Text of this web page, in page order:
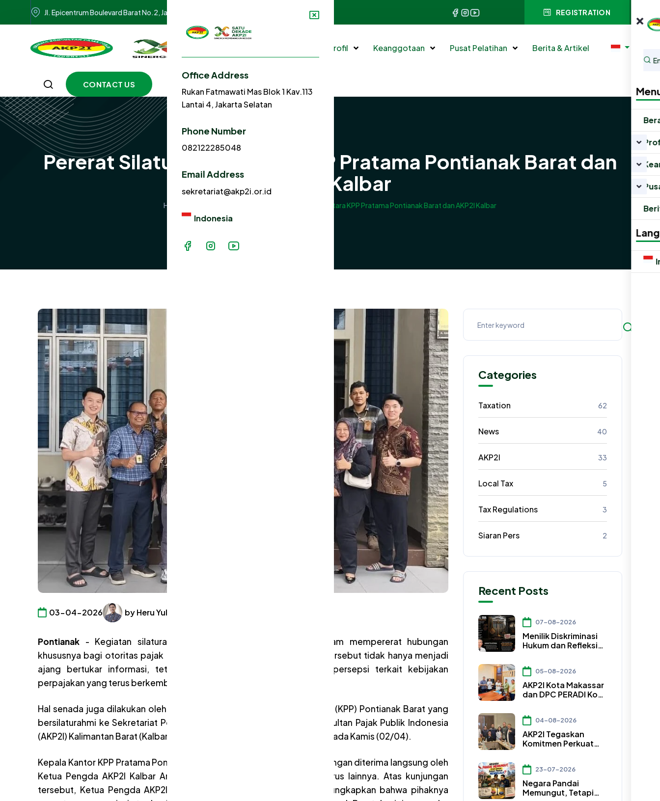
Jl. Epicentrum Boulevard Barat No.2, Jakarta Selatan 12940 sekretariat@akp2i.or.id REGISTRATION
Profil Keanggotaan Pusat Pelatihan Berita & Artikel
CONTACT US
Office Address
Rukan Fatmawati Mas Blok 1 Kav.113
Lantai 4, Jakarta Selatan
Phone Number
082122285048
Email Address
sekretariat@akp2i.or.id
Indonesia
Pererat Silaturahmi Antara KPP Pratama Pontianak Barat dan
AKP2I Kalbar
Home Pererat Silaturahmi Antara KPP Pratama Pontianak Barat dan AKP2I Kalbar
03-04-2026 by Heru Yulianto
Pontianak - Kegiatan silaturahmi menjadi momentum penting dalam mempererat hubungan
khususnya bagi otoritas pajak dan para konsultan pajak. Pertemuan tersebut tidak hanya menjadi
ajang bertukar informasi, tetapi juga sarana untuk menyamakan persepsi terkait kebijakan
perpajakan yang terus berkembang.
Hal senada juga dilakukan oleh jajaran Kantor Pelayanan Pajak Pratama (KPP) Pontianak Barat yang
bersilaturahmi ke Sekretariat Pengurus Daerah (Pengda) Asosiasi Konsultan Pajak Publik Indonesia
(AKP2I) Kalimantan Barat (Kalbar) di Sunrise Residence No.C1 Pontianak pada Kamis (02/04).
Kepala Kantor KPP Pratama Pontianak Barat Herry Setyawan dan rombongan diterima langsung oleh
Ketua Pengda AKP2I Kalbar Arief Sapta Wendrianto bersama pengurus lainnya. Atas kunjungan
tersebut, Ketua Pengda AKP2I Kalbar Arief Sapta Wendrianto mengungkapkan bahwa pihaknya
Categories
Taxation 62
News 40
AKP2I 33
Local Tax 5
Tax Regulations 3
Siaran Pers 2
Recent Posts
07-08-2026
Menilik Diskriminasi
Hukum dan Refleksi
Konstitusional dalam
Pasal 50A UU Nomor
4 Tahun 2026
05-08-2026
AKP2I Kota Makassar
dan DPC PERADI Kota
Sama Strategis
Pengembangan
Profesi Hukum
Bidang Perpajakan
04-08-2026
AKP2I Tegaskan
Komitmen Perkuat
Asosiasi Hadapi
Perubahan Regulasi
Konsultan Pajak
23-07-2026
Negara Pandai
Memungut, Tetapi